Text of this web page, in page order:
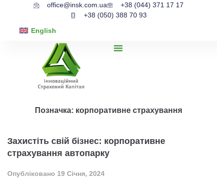
office@insk.com.ua
+38 (044) 371 17 17
+38 (050) 388 70 93
English
Позначка: корпоративне страхування
Захистіть свій бізнес: корпоративне
страхування автопарку
Опубліковано 19 Січня, 2024